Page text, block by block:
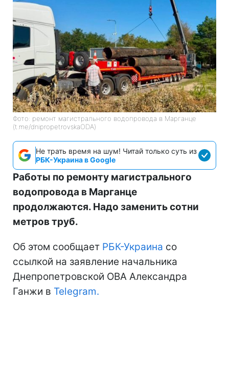
Фото: ремонт магистрального водопровода в Марганце
(t.me/dnipropetrovskaODA)
Не трать время на шум! Читай только суть из
РБК-Украина в Google
Работы по ремонту магистрального
водопровода в Марганце
продолжаются. Надо заменить сотни
метров труб.
Об этом сообщает РБК-Украина со
ссылкой на заявление начальника
Днепропетровской ОВА Александра
Ганжи в Telegram.